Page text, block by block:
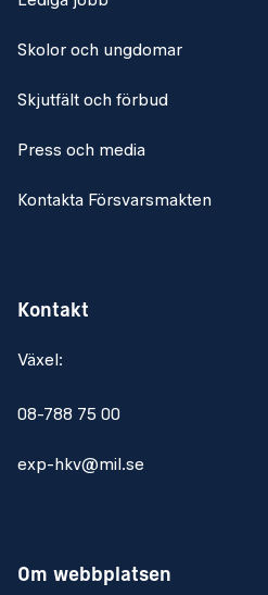
Skolor och ungdomar
Skjutfält och förbud
Press och media
Kontakta Försvarsmakten
Kontakt
Växel:
08-788 75 00
exp-hkv@mil.se
Om webbplatsen